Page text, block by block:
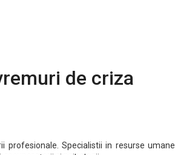
de criza
profesionale. Specialistii in resurse umane